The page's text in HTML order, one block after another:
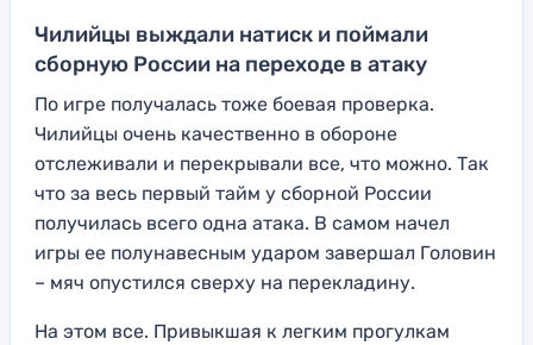
Чилийцы выждали натиск и поймали
сборную России на переходе в атаку
По игре получалась тоже боевая проверка.
Чилийцы очень качественно в обороне
отслеживали и перекрывали все, что можно. Так
что за весь первый тайм у сборной России
получилась всего одна атака. В самом начел
игры ее полунавесным ударом завершал Головин
– мяч опустился сверху на перекладину.
На этом все. Привыкшая к легким прогулкам